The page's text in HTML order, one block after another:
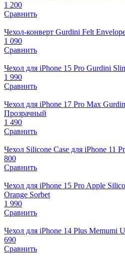
1 200
Сравнить
Чехол-конверт Gurdini Felt
1 090
Сравнить
Чехол для iPhone 15 Pro Gurdini
1 990
Сравнить
Чехол для iPhone 17 Pro Max
Прозрачный
1 490
Сравнить
Чехол Silicone Case для iPhone 11
800
Сравнить
Чехол для iPhone 15 Pro Apple
Orange Sorbet
1 990
Сравнить
Чехол для iPhone 14 Plus Memumi
690
Сравнить